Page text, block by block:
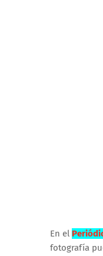
En el
fotografía